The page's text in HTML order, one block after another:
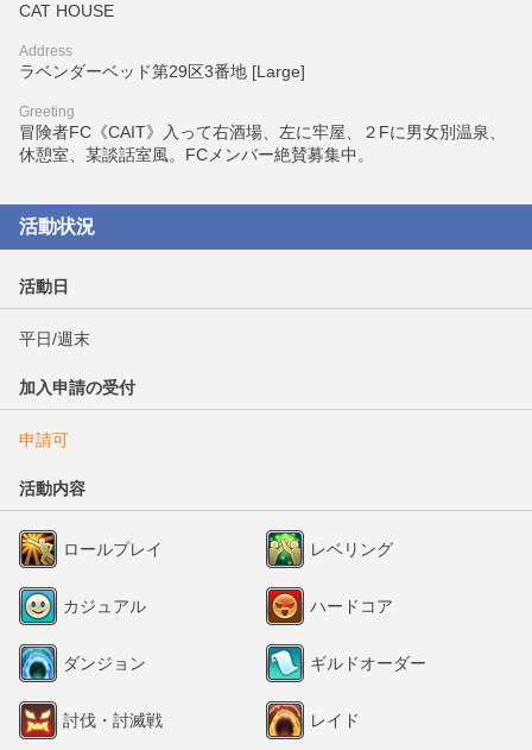
CAT HOUSE
Address
ラベンダーベッド第29区3番地 [Large]
Greeting
冒険者FC《CAIT》入って右酒場、左に牢屋、２Fに男女別温泉、
休憩室、某談話室風。FCメンバー絶賛募集中。
活動状況
活動日
平日/週末
加入申請の受付
申請可
活動内容
ロールプレイ レベリング
カジュアル ハードコア
ダンジョン ギルドオーダー
討伐・討滅戦 レイド